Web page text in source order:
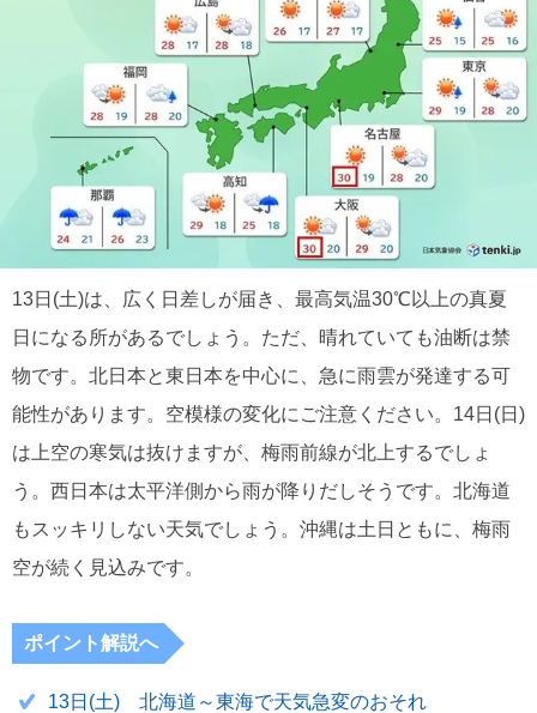
13日(土)は、広く日差しが届き、最高気温30℃以上の真夏
日になる所があるでしょう。ただ、晴れていても油断は禁
物です。北日本と東日本を中心に、急に雨雲が発達する可
能性があります。空模様の変化にご注意ください。14日(日)
は上空の寒気は抜けますが、梅雨前線が北上するでしょ
う。西日本は太平洋側から雨が降りだしそうです。北海道
もスッキリしない天気でしょう。沖縄は土日ともに、梅雨
空が続く見込みです。
ポイント解説へ
13日(土) 北海道～東海で天気急変のおそれ